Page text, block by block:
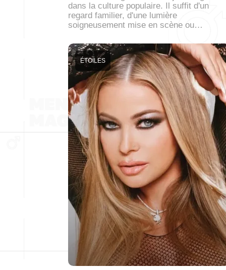
dans la culture populaire. Il suffit d'un
regard familier, d'une lumière
soigneusement mise en scène ou…
ÉTOILES